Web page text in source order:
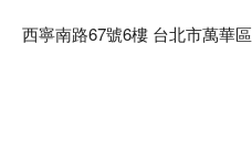
西寧南路67號6樓 台北市萬華區